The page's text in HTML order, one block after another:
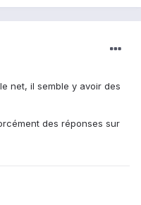
net, il semble y avoir des
des réponses sur